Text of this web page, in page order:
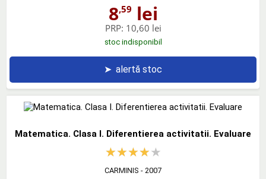
8,59 lei
PRP: 10,60 lei
stoc indisponibil
➤ alertă stoc
Matematica. Clasa I. Diferentierea activitatii. Evaluare
CARMINIS - 2007